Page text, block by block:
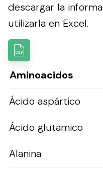
descargar la
utilizarla en Excel.
Aminoacidos
Ácido aspártico
Ácido glutamico
Alanina